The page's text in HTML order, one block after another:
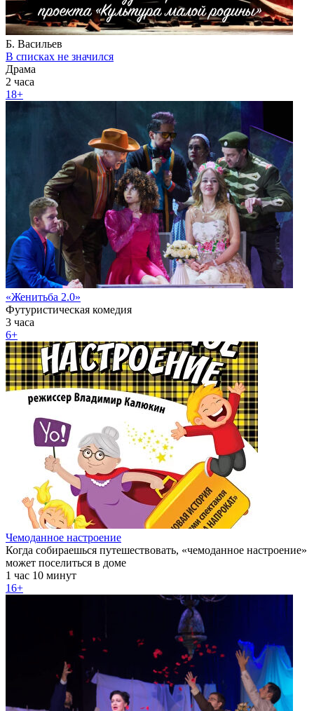
Б. Васильев
В списках не значился
Драма
2 часа
18+
«Женитьба 2.0»
Футуристическая комедия
3 часа
6+
Чемоданное настроение
Когда собираешься путешествовать, «чемоданное настроение»
может поселиться в доме
1 час 10 минут
16+